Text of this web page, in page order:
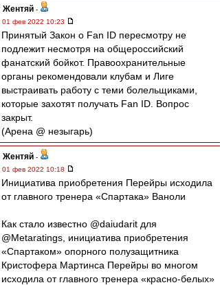
Жентяй -
01 фев 2022 10:23
Принятый Закон о Fan ID пересмотру не
подлежит несмотря на общероссийский
фанатский бойкот. Правоохранительные
органы рекомендовали клубам и Лиге
выстраивать работу с теми болельщиками,
которые захотят получать Fan ID. Вопрос
закрыт.
(Арена @ незыгарь)
Жентяй -
01 фев 2022 10:18
Инициатива приобретения Перейры исходила
от главного тренера «Спартака» Ваноли
Как стало известно @daiudarit для
@Metaratings, инициатива приобретения
«Спартаком» опорного полузащитника
Кристофера Мартинса Перейры во многом
исходила от главного тренера «красно-белых»